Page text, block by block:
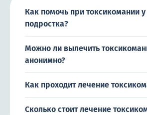
Как помочь при токсикомании у
подростка?
Можно ли вылечить
анонимно?
Как проходит лечение
Сколько стоит лечение